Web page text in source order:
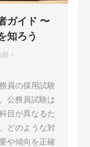
ガイド 〜
知ろう
部
員の採用試験
公務員試験は
目が異なるた
どのような対
や傾向を正確